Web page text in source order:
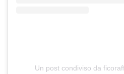
Un post condiviso da